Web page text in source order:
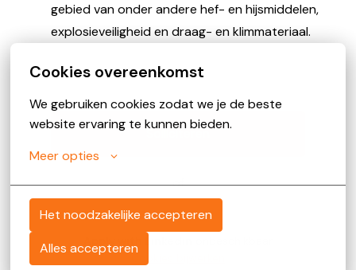
Cookies overeenkomst
We gebruiken cookies zodat we je de beste
website ervaring te kunnen bieden.
Meer opties
Het noodzakelijke accepteren
Alles accepteren
gebied van onder andere hef- en hijsmiddelen,
explosieveiligheid en draag- en klimmateriaal.
Solliciteren
of